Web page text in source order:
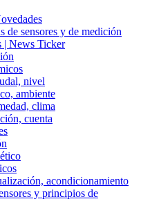
de sensores y de medición
| News Ticker
nivel
ambiente
clima
cuenta
acondicionamiento
y principios de